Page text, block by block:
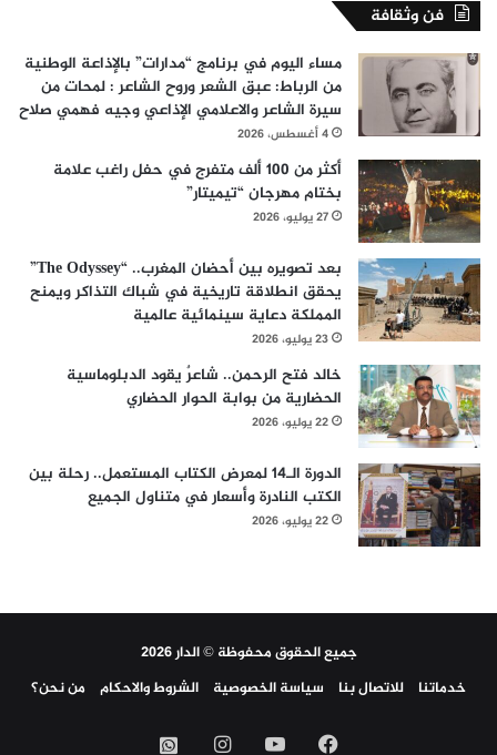
فن وثقافة
مساء اليوم في برنامج “مدارات” بالإذاعة الوطنية
من الرباط: عبق الشعر وروح الشاعر : لمحات من
سيرة الشاعر والاعلامي الإذاعي وجيه فهمي صلاح
4 أغسطس، 2026
أكثر من 100 ألف متفرج في حفل راغب علامة
بختام مهرجان “تيميتار”
27 يوليو، 2026
بعد تصويره بين أحضان المغرب.. “The Odyssey”
يحقق انطلاقة تاريخية في شباك التذاكر ويمنح
المملكة دعاية سينمائية عالمية
23 يوليو، 2026
خالد فتح الرحمن.. شاعرٌ يقود الدبلوماسية
الحضارية من بوابة الحوار الحضاري
22 يوليو، 2026
الدورة الـ14 لمعرض الكتاب المستعمل.. رحلة بين
الكتب النادرة وأسعار في متناول الجميع
22 يوليو، 2026
جميع الحقوق محفوظة © الدار 2026
خدماتنا
للاتصال بنا سياسة الخصوصية الشروط والاحكام من نحن؟
فيسبوك‫YouTubeانستقرامواتساب